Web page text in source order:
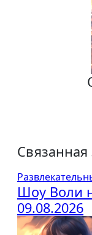
Связанная
Шоу Воли
09.08.2026